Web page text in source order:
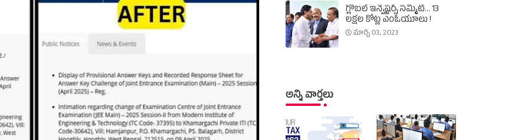
గ్లోబల్‌ ఇన్వెష్టర్స్‌ సమ్మిట్‌... 13
లక్షల కోట్ల ఎంఓయూలు !
మార్చి 03, 2023
అన్ని వార్తలు